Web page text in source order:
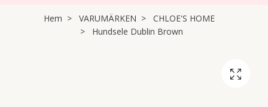
Hem VARUMÄRKEN
CHLOE'S HOME
Hundsele Dublin Brown